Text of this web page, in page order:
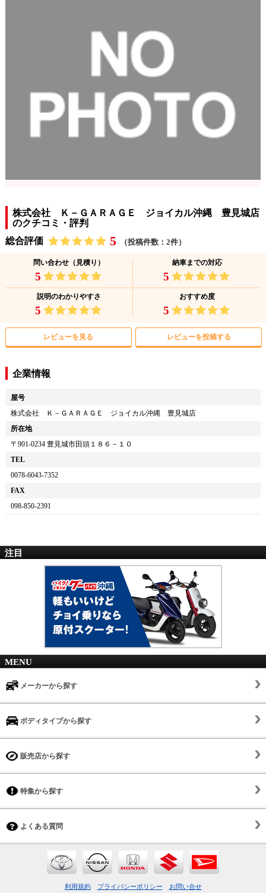
株式会社 Ｋ－ＧＡＲＡＧＥ ジョイカル沖縄 豊見城店
のクチコミ・評判
総合評価
5 （投稿件数：2件）
問い合わせ（見積り）
5
納車までの対応
5
説明のわかりやすさ
5
おすすめ度
5
レビューを見る レビューを投稿する
企業情報
屋号
株式会社 Ｋ－ＧＡＲＡＧＥ ジョイカル沖縄 豊見城店
所在地
〒 901-0234 豊見城市田頭１８６－１０
TEL
0078-6043-7352
FAX
098-850-2391
注目
MENU
メーカーから探す
ボディタイプから探す
販売店から探す
特集から探す
よくある質問
利用規約 プライバシーポリシー お問い合せ